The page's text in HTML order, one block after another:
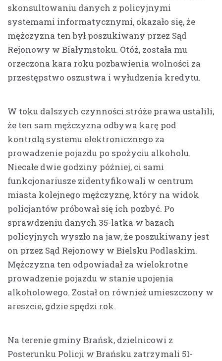
skonsultowaniu danych z policyjnymi
systemami informatycznymi, okazało się, że
mężczyzna ten był poszukiwany przez Sąd
Rejonowy w Białymstoku. Otóż, została mu
orzeczona kara roku pozbawienia wolności za
przestępstwo oszustwa i wyłudzenia kredytu.
W toku dalszych czynności stróże prawa ustalili,
że ten sam mężczyzna odbywa karę pod
kontrolą systemu elektronicznego za
prowadzenie pojazdu po spożyciu alkoholu.
Niecałe dwie godziny później, ci sami
funkcjonariusze zidentyfikowali w centrum
miasta kolejnego mężczyznę, który na widok
policjantów próbował się ich pozbyć. Po
sprawdzeniu danych 35-latka w bazach
policyjnych wyszło na jaw, że poszukiwany jest
on przez Sąd Rejonowy w Bielsku Podlaskim.
Mężczyzna ten odpowiadał za wielokrotne
prowadzenie pojazdu w stanie upojenia
alkoholowego. Został on również umieszczony w
areszcie, gdzie spędzi rok.
Na terenie gminy Brańsk, dzielnicowi z
Posterunku Policji w Brańsku zatrzymali 51-